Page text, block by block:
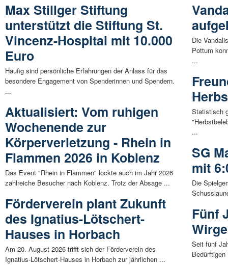
Max Stillger Stiftung
unterstützt die Stiftung St.
Vincenz-Hospital mit 10.000
Euro
Häufig sind persönliche Erfahrungen der Anlass für das
besondere Engagement von Spenderinnen und Spendern.
...
Aktualisiert: Vom ruhigen
Wochenende zur
Körperverletzung - Rhein in
Flammen 2026 in Koblenz
Das Event "Rhein in Flammen" lockte auch im Jahr 2026
zahlreiche Besucher nach Koblenz. Trotz der Absage ...
Förderverein plant Zukunft
des Ignatius-Lötschert-
Hauses in Horbach
Am 20. August 2026 trifft sich der Förderverein des
Ignatius-Lötschert-Hauses in Horbach zur jährlichen ...
Die
Pottum
...
Statistisch
...
SG
mit
Die
Fünf
Seit fünf